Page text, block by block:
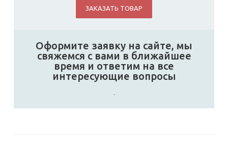
ЗАКАЗАТЬ ТОВАР
Оформите заявку на сайте, мы
свяжемся с вами в ближайшее
время и ответим на все
интересующие вопросы